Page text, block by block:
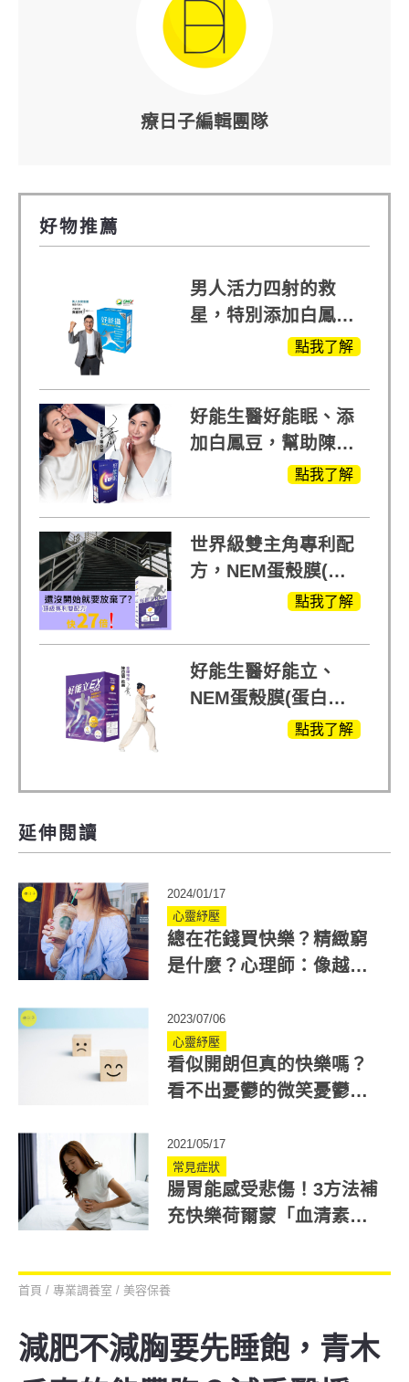
療日子編輯團隊
好物推薦
男人活力四射的救
星，特別添加白鳳豆
萃取 五色瑪卡點我了解
好能生醫好能眠、添
加白鳳豆，幫助陳亞
蘭入睡的力量點我了解
世界級雙主角專利配
方，NEM蛋殼膜(蛋
白聚醣)+UCll原裝進
+軟骨素
點我了解
好能生醫好能立、
NEM蛋殼膜(蛋白聚
醣)關鍵配方，厲害其
點我了解
延伸閱讀
2024/01/17
心靈紓壓
總在花錢買快樂？精緻窮
是什麼？心理師：像越級
情緒低落
2023/07/06
心靈紓壓
看似開朗但真的快樂嗎？
看不出憂鬱的微笑憂鬱症
2021/05/17
常見症狀
腸胃能感受悲傷！3方法補
充快樂荷爾蒙「血清素」
首頁 / 專業調養室 / 美容保養
減肥不減胸要先睡飽，青木